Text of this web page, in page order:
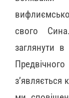
свого
заглянути
з’являється